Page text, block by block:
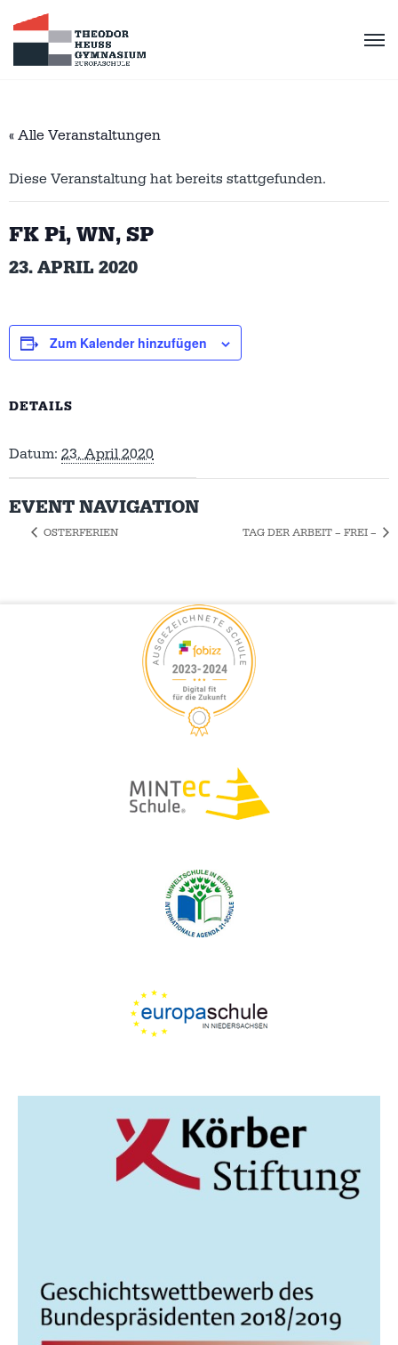
« Alle Veranstaltungen
Diese Veranstaltung hat bereits stattgefunden.
FK Pi, WN, SP
23. APRIL 2020
Zum Kalender hinzufügen
DETAILS
Datum: 23. April 2020
EVENT NAVIGATION
OSTERFERIEN TAG DER ARBEIT – FREI –